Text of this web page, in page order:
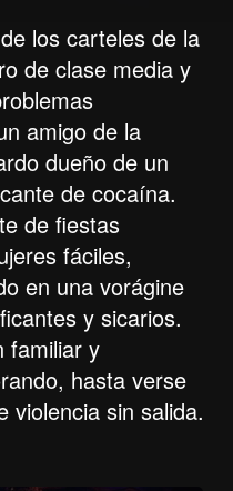
los carteles de la
de clase media y
amigo de la
dueño de un
de cocaína.
de fiestas
fáciles,
en una vorágine
y sicarios.
familiar y
hasta verse
violencia sin salida.